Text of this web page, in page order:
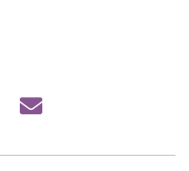
Share